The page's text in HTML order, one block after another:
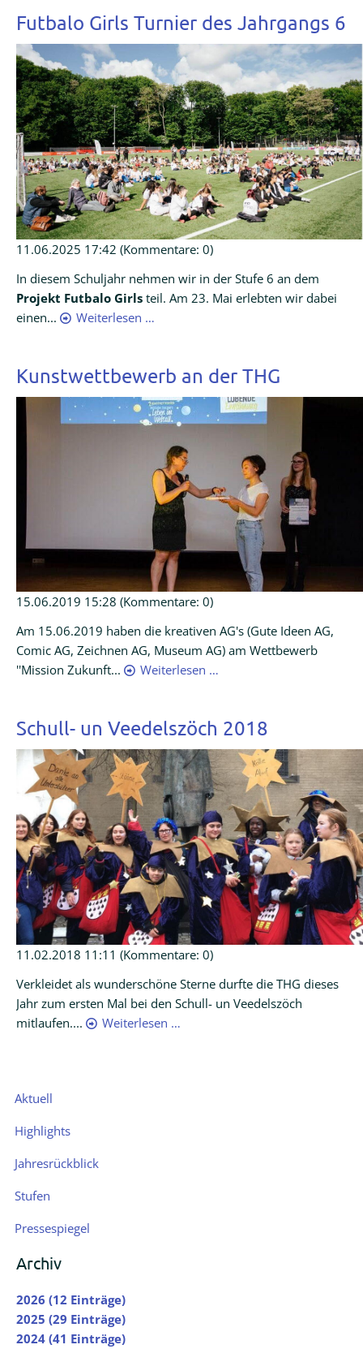
Futbalo Girls Turnier des Jahrgangs 6
11.06.2025 17:42 (Kommentare: 0)
In diesem Schuljahr nehmen wir in der Stufe 6 an dem
Projekt Futbalo Girls teil. Am 23. Mai erlebten wir dabei
einen...
Weiterlesen …
Kunstwettbewerb an der THG
15.06.2019 15:28 (Kommentare: 0)
Am 15.06.2019 haben die kreativen AG's (Gute Ideen AG,
Comic AG, Zeichnen AG, Museum AG) am Wettbewerb
''Mission Zukunft...
Weiterlesen …
Schull- un Veedelszöch 2018
11.02.2018 11:11 (Kommentare: 0)
Verkleidet als wunderschöne Sterne durfte die THG dieses
Jahr zum ersten Mal bei den Schull- un Veedelszöch
mitlaufen....
Weiterlesen …
Navigation
Aktuell
Highlights
Jahresrückblick
Stufen
Pressespiegel
Archiv
2026 (12 Einträge)
2025 (29 Einträge)
2024 (41 Einträge)